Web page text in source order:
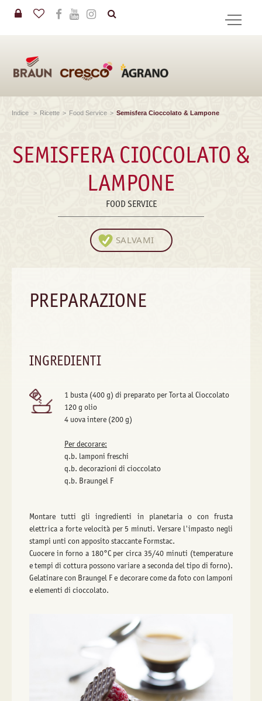
Indice > Ricette > Food Service > Semisfera Cioccolato & Lampone
SEMISFERA CIOCCOLATO &
LAMPONE
FOOD SERVICE
SALVAMI
PREPARAZIONE
INGREDIENTI
1 busta (400 g) di preparato per Torta al Cioccolato
120 g olio
4 uova intere (200 g)
Per decorare:
q.b. lamponi freschi
q.b. decorazioni di cioccolato
q.b. Braungel F
Montare tutti gli ingredienti in planetaria o con frusta
elettrica a forte velocità per 5 minuti. Versare l'impasto negli
stampi unti con apposito staccante Formstac.
Cuocere in forno a 180°C per circa 35/40 minuti (temperature
e tempi di cottura possono variare a seconda del tipo di forno).
Gelatinare con Braungel F e decorare come da foto con lamponi
e elementi di cioccolato.